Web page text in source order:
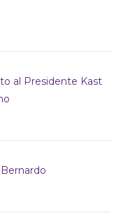
al Presidente Kast